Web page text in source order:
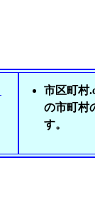
市区町村
の市町村
す。